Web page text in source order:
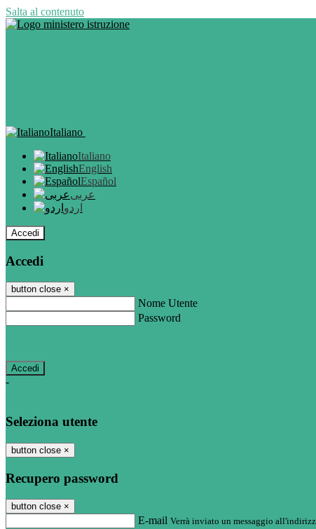
Salta al contenuto
Italiano
Italiano
English
Español
عربى
اردو
Accedi
Accedi
button close ×
Nome Utente
Password
-
Seleziona utente
button close ×
Recupero password
button close ×
E-mail Verrà inviato un messaggio